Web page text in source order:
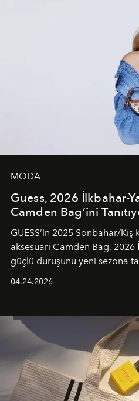
MODA
Guess, 2026 İlkbahar-
Camden Bag’ini
GUESS’in 2025 Sonbahar/
aksesuarı Camden Bag,
güçlü duruşunu yeni sezona
04.24.2026